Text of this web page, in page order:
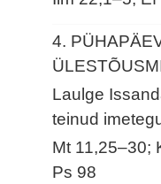
4.
Laulge
teinud
Mt 11,25–30;
Ps 98